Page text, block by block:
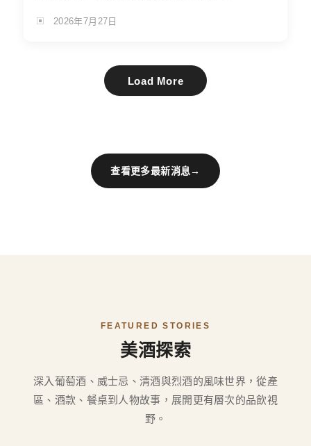
2026年7月27日
Load More
查看更多最新消息→
FEATURED STORIES
美酒探索
深入葡萄酒、威士忌、清酒與烈酒的風味世界，從產
區、酒款、餐桌到人物故事，展開更有層次的品飲視
野。